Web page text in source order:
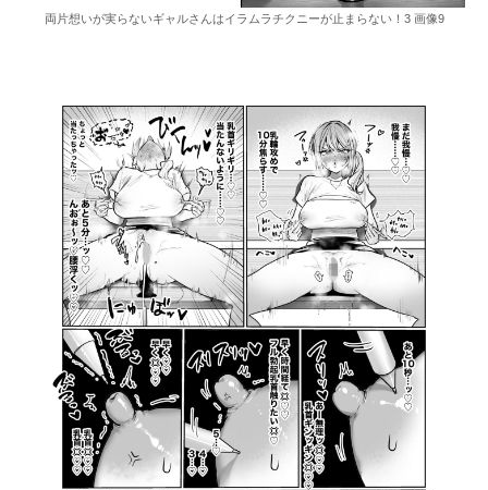
両片想いが実らないギャルさんはイラムラチクニーが止まらない！3 画像9